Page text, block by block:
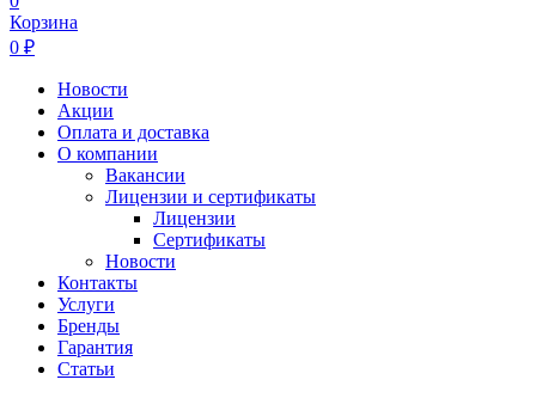
Корзина
0 ₽
Новости
Акции
Оплата и доставка
О компании
Вакансии
Лицензии и сертификаты
Лицензии
Сертификаты
Новости
Контакты
Услуги
Бренды
Гарантия
Статьи